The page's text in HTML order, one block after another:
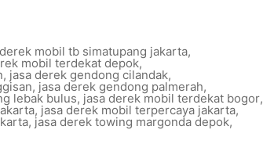
derek mobil tb simatupang jakarta,
mobil terdekat depok,
, jasa derek gendong cilandak,
, jasa derek gendong palmerah,
lebak bulus, jasa derek mobil terdekat bogor,
, jasa derek mobil terpercaya jakarta,
, jasa derek towing margonda depok,